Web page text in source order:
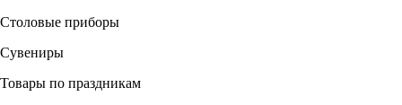
Столовые приборы
Сувениры
Товары по праздникам